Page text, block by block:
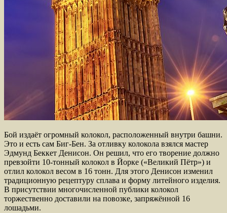
Бой издаёт огромный колокол, расположенный внутри башни.
Это и есть сам Биг-Бен. За отливку колокола взялся мастер
Эдмунд Беккет Денисон. Он решил, что его творение должно
превзойти 10-тонный колокол в Йорке («Великий Пётр») и
отлил колокол весом в 16 тонн. Для этого Денисон изменил
традиционную рецептуру сплава и форму литейного изделия.
В присутствии многочисленной публики колокол
торжественно доставили на повозке, запряжённой 16
лошадьми.